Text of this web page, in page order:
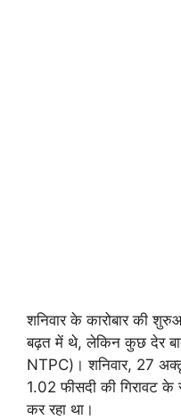
शनिवार के कारोबार की
बढ़त में थे, लेकिन कुछ देर
NTPC)। शनिवार, 27
1.02 फीसदी की गिरावट
कर रहा था।